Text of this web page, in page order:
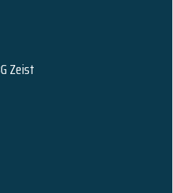
Zeist